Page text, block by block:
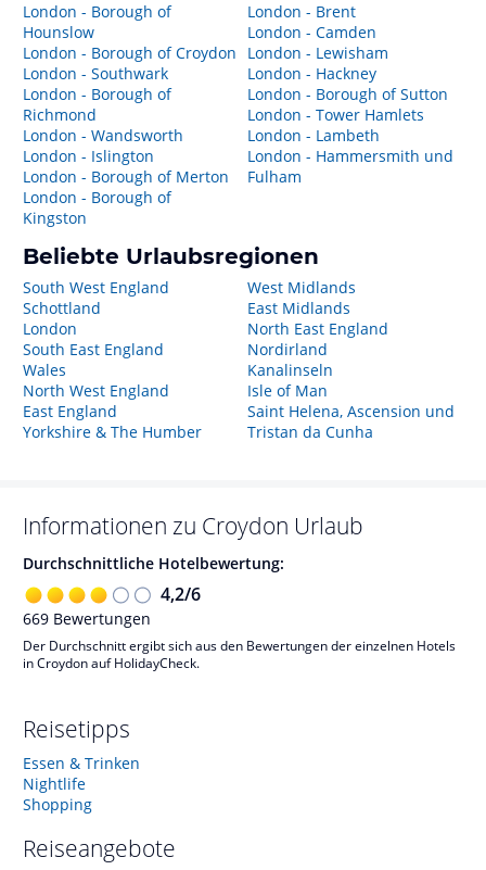
London - Borough of
Hounslow
London - Borough of Croydon
London - Southwark
London - Borough of
Richmond
London - Wandsworth
London - Islington
London - Borough of Merton
London - Borough of
Kingston
London - Brent
London - Camden
London - Lewisham
London - Hackney
London - Borough of Sutton
London - Tower Hamlets
London - Lambeth
London - Hammersmith und
Fulham
Beliebte Urlaubsregionen
South West England
Schottland
London
South East England
Wales
North West England
East England
Yorkshire & The Humber
West Midlands
East Midlands
North East England
Nordirland
Kanalinseln
Isle of Man
Saint Helena, Ascension und
Tristan da Cunha
Informationen zu Croydon Urlaub
Durchschnittliche Hotelbewertung:
4,2/6
669 Bewertungen
Der Durchschnitt ergibt sich aus den Bewertungen der einzelnen Hotels
in Croydon auf HolidayCheck.
Reisetipps
Essen & Trinken
Nightlife
Shopping
Reiseangebote